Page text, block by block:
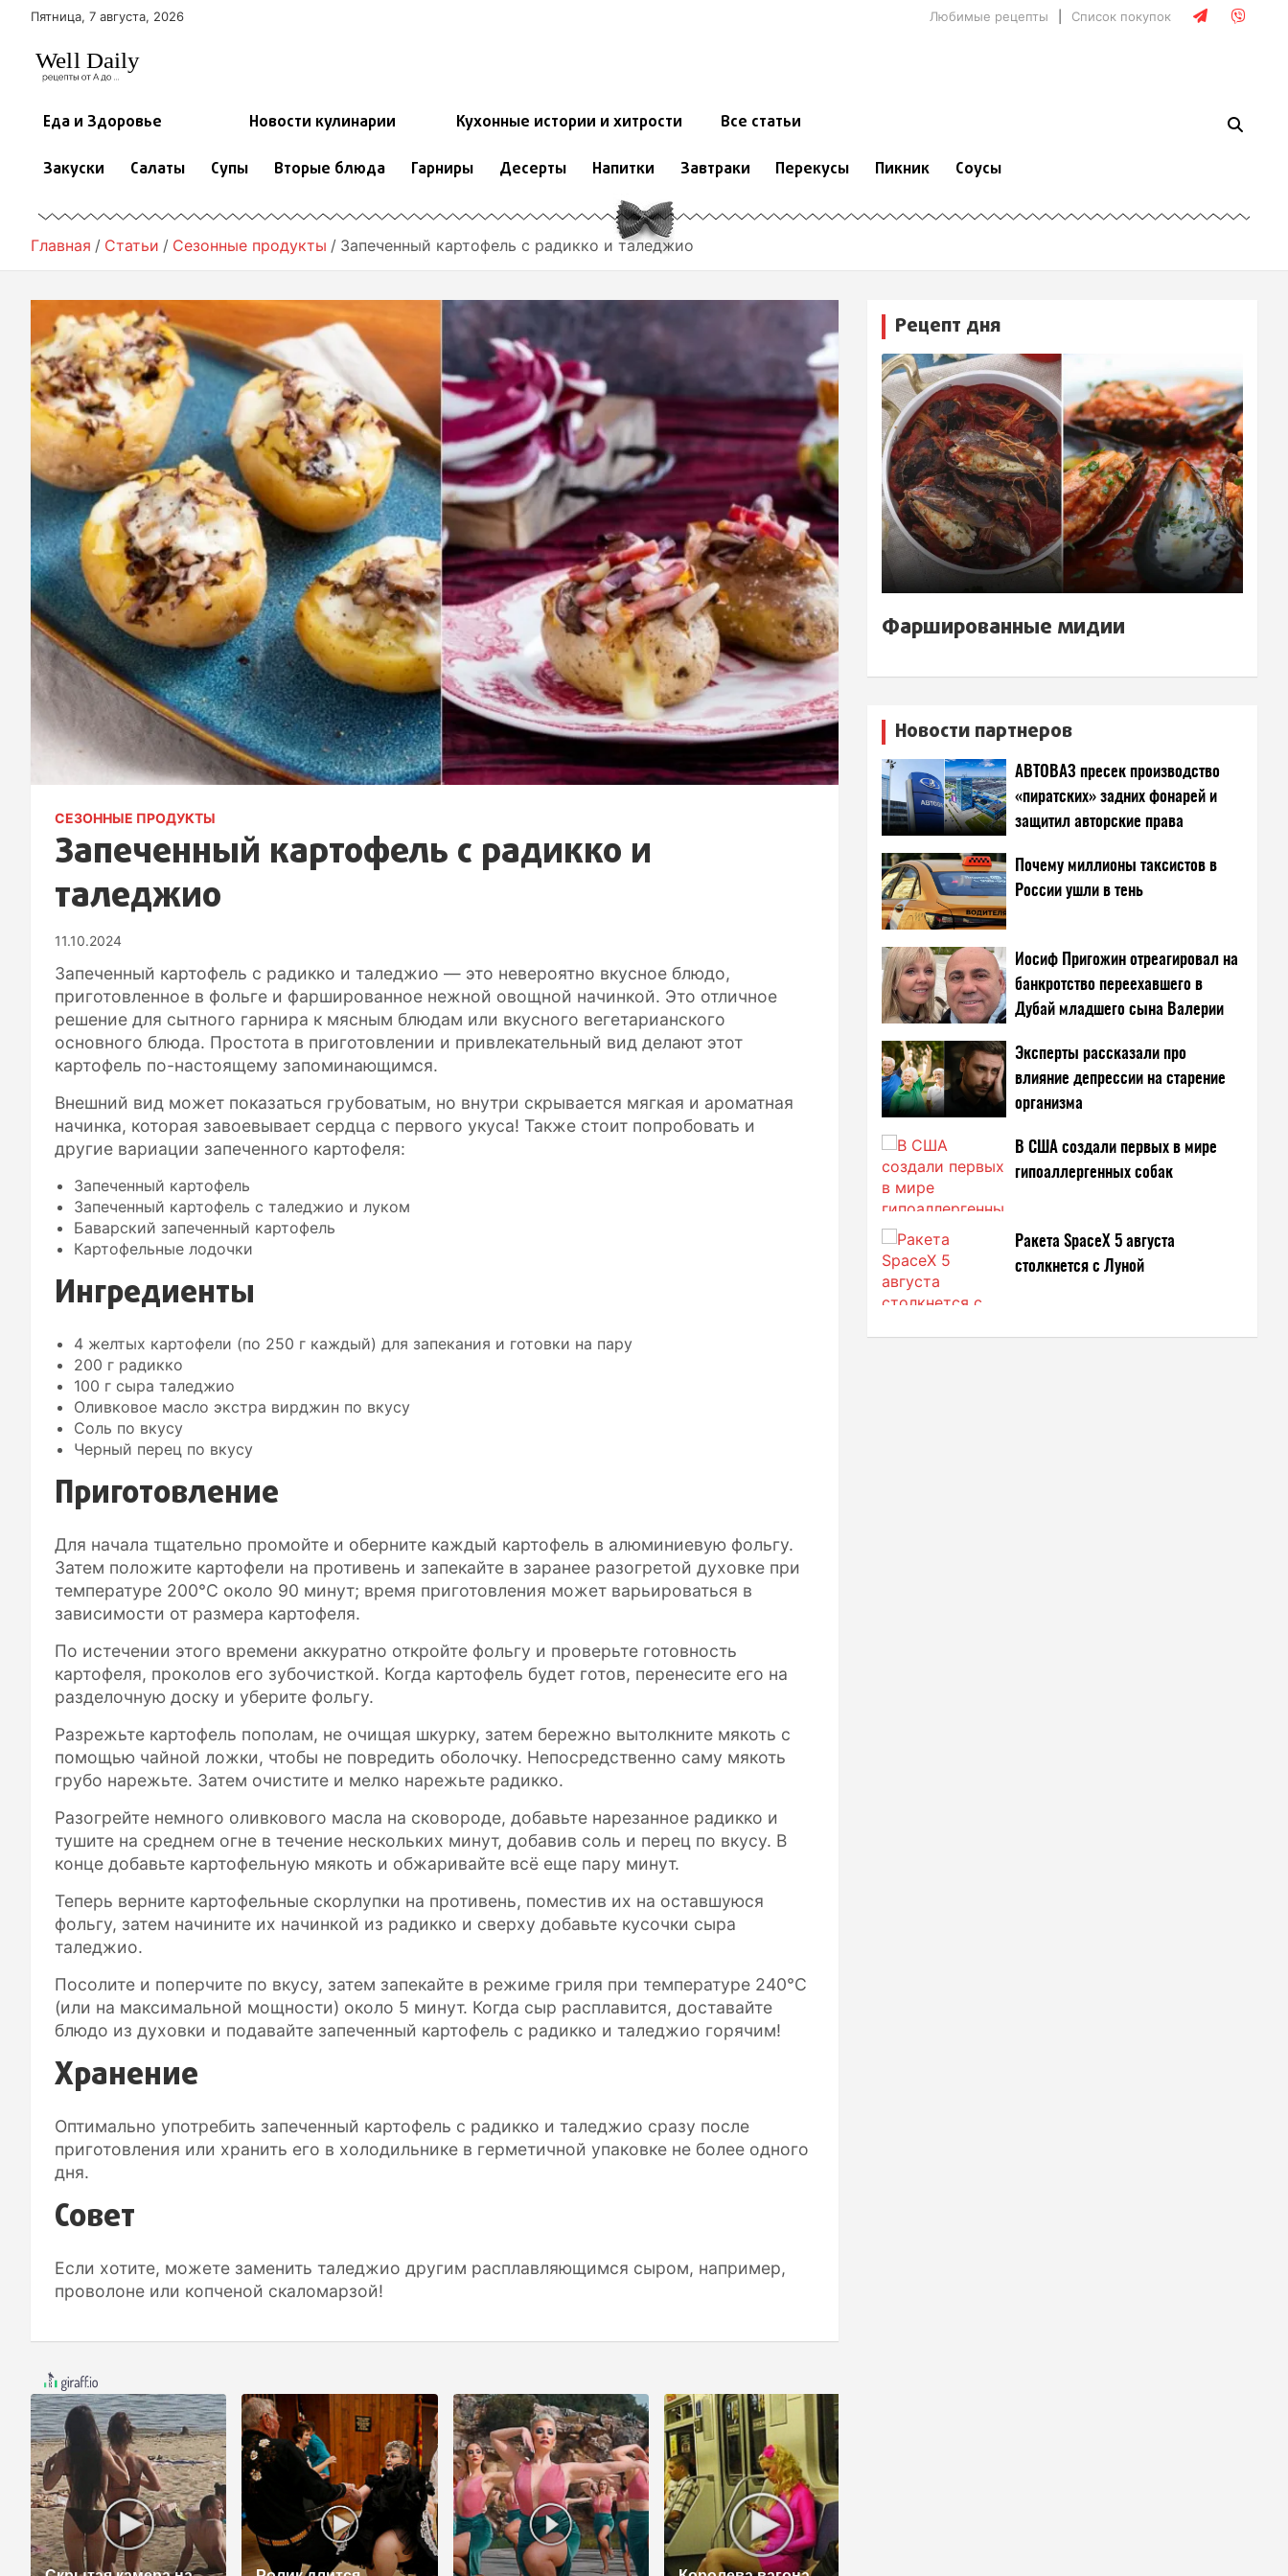
Пятница, 7 августа, 2026 Любимые рецепты Список покупок
Еда и Здоровье Новости кулинарии Кухонные истории и хитрости Все статьи
Закуски Салаты Супы Вторые блюда Гарниры Десерты Напитки Завтраки Перекусы Пикник Соусы
Главная Статьи Сезонные продукты Запеченный картофель с радикко и таледжио
СЕЗОННЫЕ ПРОДУКТЫ
Запеченный картофель с радикко и
таледжио
11.10.2024
Запеченный картофель с радикко и таледжио — это невероятно вкусное блюдо,
приготовленное в фольге и фаршированное нежной овощной начинкой. Это отличное
решение для сытного гарнира к мясным блюдам или вкусного вегетарианского
основного блюда. Простота в приготовлении и привлекательный вид делают этот
картофель по-настоящему запоминающимся.
Внешний вид может показаться грубоватым, но внутри скрывается мягкая и ароматная
начинка, которая завоевывает сердца с первого укуса! Также стоит попробовать и
другие вариации запеченного картофеля:
Запеченный картофель
Запеченный картофель с таледжио и луком
Баварский запеченный картофель
Картофельные лодочки
Ингредиенты
4 желтых картофели (по 250 г каждый) для запекания и готовки на пару
200 г радикко
100 г сыра таледжио
Оливковое масло экстра вирджин по вкусу
Соль по вкусу
Черный перец по вкусу
Приготовление
Для начала тщательно промойте и оберните каждый картофель в алюминиевую фольгу.
Затем положите картофели на противень и запекайте в заранее разогретой духовке при
температуре 200°C около 90 минут; время приготовления может варьироваться в
зависимости от размера картофеля.
По истечении этого времени аккуратно откройте фольгу и проверьте готовность
картофеля, проколов его зубочисткой. Когда картофель будет готов, перенесите его на
разделочную доску и уберите фольгу.
Разрежьте картофель пополам, не очищая шкурку, затем бережно вытолкните мякоть с
помощью чайной ложки, чтобы не повредить оболочку. Непосредственно саму мякоть
грубо нарежьте. Затем очистите и мелко нарежьте радикко.
Разогрейте немного оливкового масла на сковороде, добавьте нарезанное радикко и
тушите на среднем огне в течение нескольких минут, добавив соль и перец по вкусу. В
конце добавьте картофельную мякоть и обжаривайте всё еще пару минут.
Теперь верните картофельные скорлупки на противень, поместив их на оставшуюся
фольгу, затем начините их начинкой из радикко и сверху добавьте кусочки сыра
таледжио.
Посолите и поперчите по вкусу, затем запекайте в режиме гриля при температуре 240°C
(или на максимальной мощности) около 5 минут. Когда сыр расплавится, доставайте
блюдо из духовки и подавайте запеченный картофель с радикко и таледжио горячим!
Хранение
Оптимально употребить запеченный картофель с радикко и таледжио сразу после
приготовления или хранить его в холодильнике в герметичной упаковке не более одного
дня.
Совет
Если хотите, можете заменить таледжио другим расплавляющимся сыром, например,
проволоне или копченой скаломарзой!
Рецепт дня
Фаршированные мидии
Новости партнеров
АВТОВАЗ пресек производство
«пиратских» задних фонарей и
защитил авторские права
Почему миллионы таксистов в
России ушли в тень
Иосиф Пригожин отреагировал на
банкротство переехавшего в
Дубай младшего сына Валерии
Эксперты рассказали про
влияние депрессии на старение
организма
В США создали первых в мире
гипоаллергенных собак
Ракета SpaceX 5 августа
столкнется с Луной